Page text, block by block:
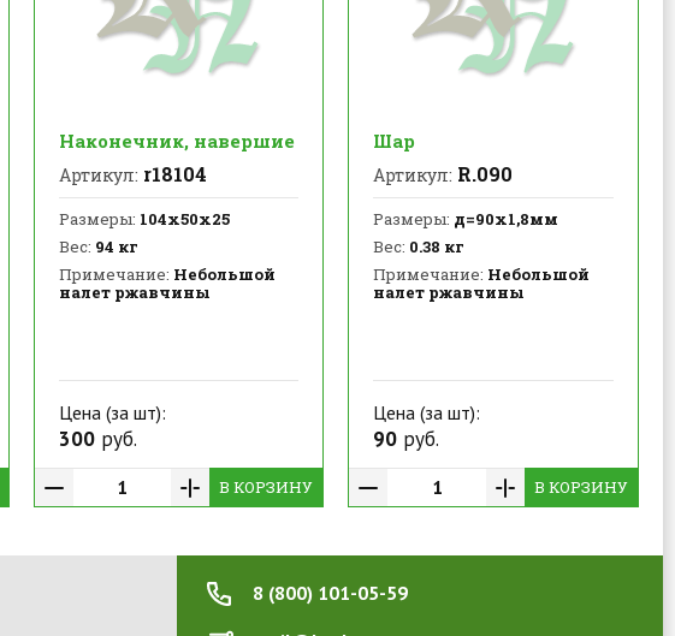
Наконечник, навершие
Артикул: r18104
Размеры: 104x50х25
Вес: 94 кг
Примечание: Небольшой
налет ржавчины
Цена (за шт):
300руб.
В КОРЗИНУ
Шар
Артикул: R.090
Размеры: д=90х1,8мм
Вес: 0.38 кг
Примечание: Небольшой
налет ржавчины
Цена (за шт):
90 руб.
В КОРЗИНУ
8 (800) 101-05-59